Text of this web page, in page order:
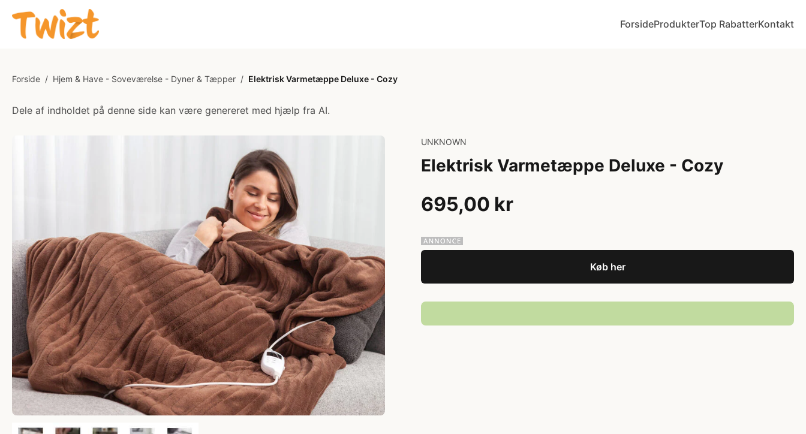
ForsideProdukterTop RabatterKontakt
Forside / Hjem & Have - Soveværelse - Dyner & Tæpper / Elektrisk Varmetæppe Deluxe - Cozy
Dele af indholdet på denne side kan være genereret med hjælp fra AI.
UNKNOWN
Elektrisk Varmetæppe Deluxe - Cozy
695,00 kr
Køb her